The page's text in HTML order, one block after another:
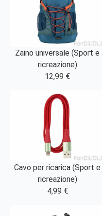
Zaino universale (Sport e
ricreazione)
12,99 €
Cavo per ricarica (Sport e
ricreazione)
4,99 €